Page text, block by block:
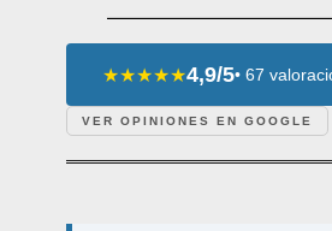
★★★★★4,9/5• 67
VER OPINIONES EN GOOGLE